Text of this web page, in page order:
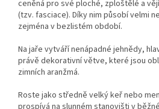
ceněná pro své ploché, zploštělé a
(tzv. fasciace). Díky nim působí velmi
zejména v bezlistém období.
Na jaře vytváří nenápadné jehnědy,
právě dekorativní větve, které jsou
zimních aranžmá.
Roste jako středně velký keř nebo